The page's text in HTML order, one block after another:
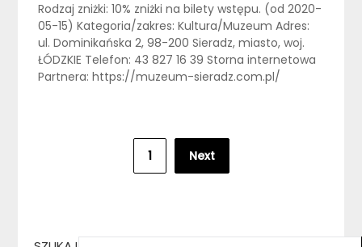
Rodzaj zniżki: 10% zniżki na bilety wstępu. (od 2020-
05-15) Kategoria/zakres: Kultura/Muzeum Adres:
ul. Dominikańska 2, 98-200 Sieradz, miasto, woj.
ŁÓDZKIE Telefon: 43 827 16 39 Storna internetowa
Partnera: https://muzeum-sieradz.com.pl/
Stronicowanie
1 Next